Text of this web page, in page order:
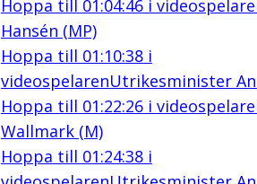
Hoppa till 01:04:46i
Hansén (MP)
Hoppa till 01:10:38i
videospelarenUtrikesminister
Hoppa till 01:22:26i
Wallmark (M)
Hoppa till 01:24:38i